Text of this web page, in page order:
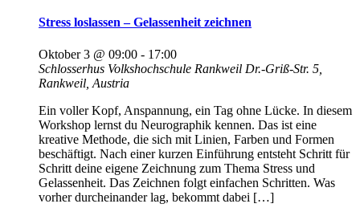
Stress loslassen – Gelassenheit zeichnen
Oktober 3 @ 09:00 - 17:00
Schlosserhus Volkshochschule Rankweil Dr.-Griß-Str. 5,
Rankweil, Austria
Ein voller Kopf, Anspannung, ein Tag ohne Lücke. In diesem
Workshop lernst du Neurographik kennen. Das ist eine
kreative Methode, die sich mit Linien, Farben und Formen
beschäftigt. Nach einer kurzen Einführung entsteht Schritt für
Schritt deine eigene Zeichnung zum Thema Stress und
Gelassenheit. Das Zeichnen folgt einfachen Schritten. Was
vorher durcheinander lag, bekommt dabei […]